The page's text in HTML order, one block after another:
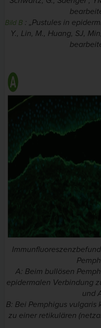
Bild B : „Pustules in
Y., Lin, M., Huang, SJ,
A: Beim bullösen
epidermalen Verbindung
und
B: Bei Pemphigus vulgaris
zu einer retikulären